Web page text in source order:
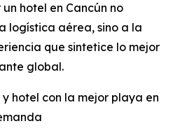
hotel en Cancún no
logística aérea, sino a la
que sintetice lo mejor
global.
y hotel con la mejor playa en